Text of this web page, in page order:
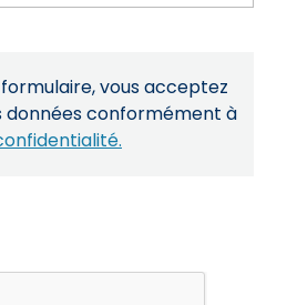
vous acceptez
données conformément à